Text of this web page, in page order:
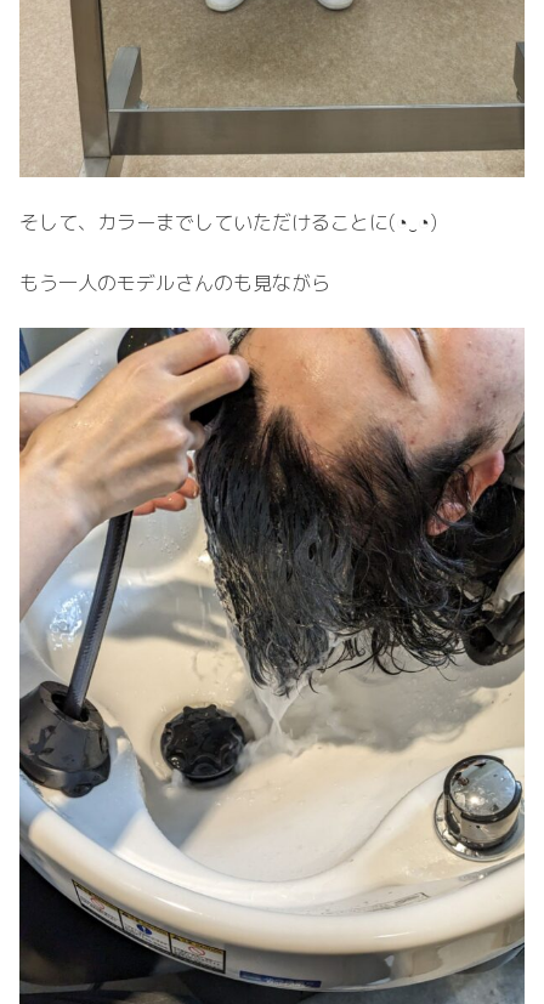
そして、カラーまでしていただけることに(⁠◔⁠‿⁠◔⁠)
もう一人のモデルさんのも見ながら